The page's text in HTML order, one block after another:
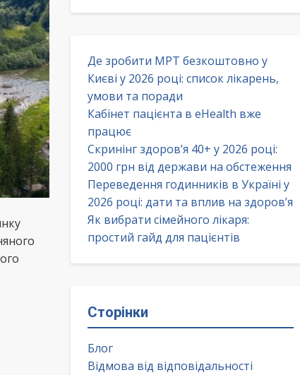
Де зробити МРТ безкоштовно у
Києві у 2026 році: список лікарень,
умови та поради
Кабінет пацієнта в eHealth вже
працює
Скринінг здоров’я 40+ у 2026 році:
2000 грн від держави на обстеження
Переведення годинників в Україні у
2026 році: дати та вплив на здоров’я
Як вибрати сімейного лікаря:
простий гайд для пацієнтів
Сторінки
Блог
Відмова від відповідальності